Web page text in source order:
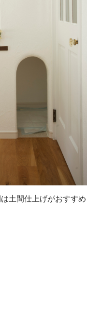
土間仕上げがおすすめ